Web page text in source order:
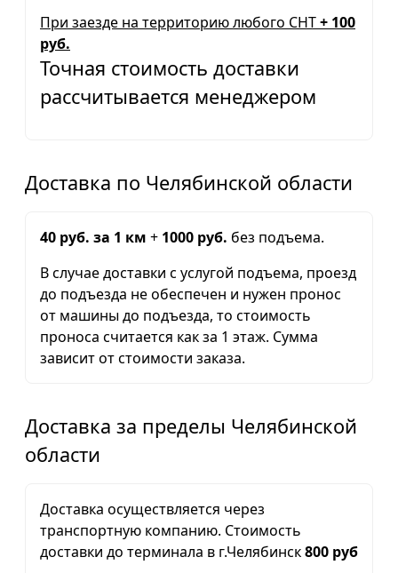
При заезде на территорию любого СНТ+ 100
руб.
Точная стоимость доставки
рассчитывается менеджером
Доставка по Челябинской области
40 руб. за 1 км + 1000 руб. без подъема.
В случае доставки с услугой подъема, проезд
до подъезда не обеспечен и нужен пронос
от машины до подъезда, то стоимость
проноса считается как за 1 этаж. Сумма
зависит от стоимости заказа.
Доставка за пределы Челябинской
области
Доставка осуществляется через
транспортную компанию. Стоимость
доставки до терминала в г.Челябинск800 руб